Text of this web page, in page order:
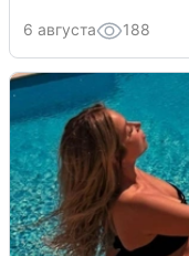
6 августа 188